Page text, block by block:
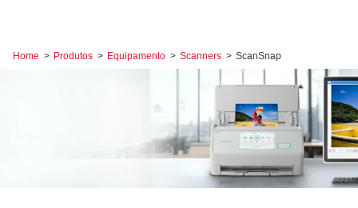
Home > Produtos > Equipamento > Scanners > ScanSnap